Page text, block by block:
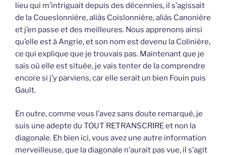
lieu qui m’intriguait depuis des décennies, il s’agissait
de la Coueslonnière, aliàs Coislonnière, aliàs Canonière
et j’en passe et des meilleures. Nous apprenons ainsi
qu’elle est à Angrie, et son nom est devenu la Colinière,
ce qui explique que je trouvais pas. Maintenant que je
sais où elle est située, je vais tenter de la comprendre
encore si j’y parviens, car elle serait un bien Fouin puis
Gault.
En outre, comme vous l’avez sans doute remarqué, je
suis une adepte du TOUT RETRANSCRIRE et non la
diagonale. Eh bien ici, vous avez une autre information
merveilleuse, que la diagonale n’aurait pas vue, il s’agit